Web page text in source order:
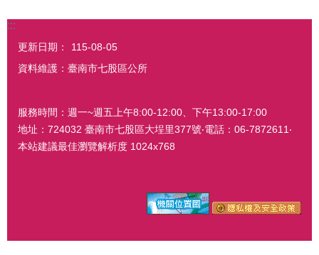
:::
更新日期：
115-08-05
資料維護：臺南市七股區公所
服務時間：週一~週五上午8:00-12:00、下午13:00-17:00
地址：724032 臺南市七股區大埕里377號‧電話：06-7872611‧
本站建議最佳瀏覽解析度 1024x768